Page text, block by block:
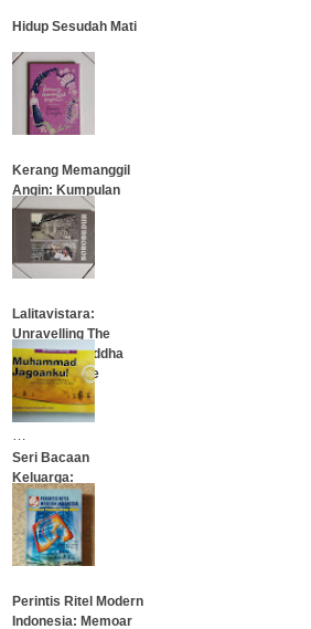
Hidup Sesudah Mati
…
Kerang Memanggil
Angin: Kumpulan
Cerpen
Lalitavistara:
Unravelling The
Reliefs of Buddha
Gotama's Life
(Borobudur)
Seri Bacaan
Keluarga:
Muhammad
Jagoanku!
…
Perintis Ritel Modern
Indonesia: Memoar